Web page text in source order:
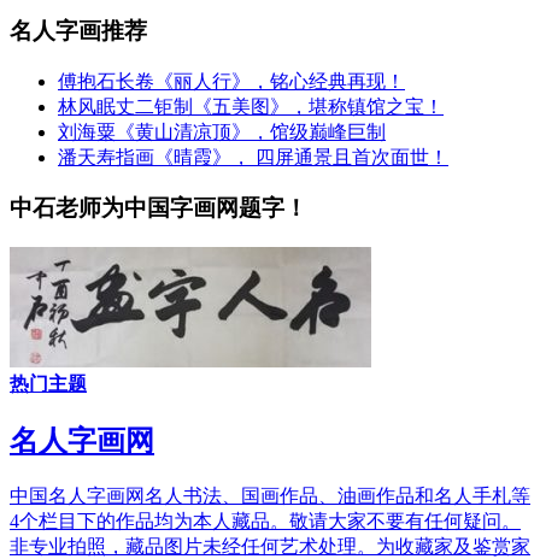
名人字画推荐
傅抱石长卷《丽人行》，铭心经典再现！
林风眠丈二钜制《五美图》，堪称镇馆之宝！
刘海粟《黄山清凉顶》，馆级巅峰巨制
潘天寿指画《晴霞》， 四屏通景且首次面世！
中石老师为中国字画网题字！
热门主题
名人字画网
中国名人字画网名人书法、国画作品、油画作品和名人手札等
4个栏目下的作品均为本人藏品。敬请大家不要有任何疑问。
非专业拍照，藏品图片未经任何艺术处理。为收藏家及鉴赏家